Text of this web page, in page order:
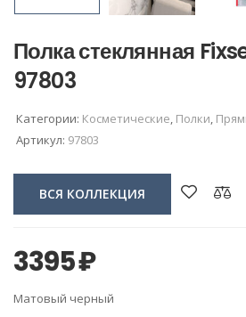
Полка стеклянная
97803
Категории: Косметические, Полки,
Артикул: 97803
ВСЯ КОЛЛЕКЦИЯ
3395₽
Матовый черный